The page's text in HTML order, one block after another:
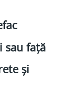
sau față
și